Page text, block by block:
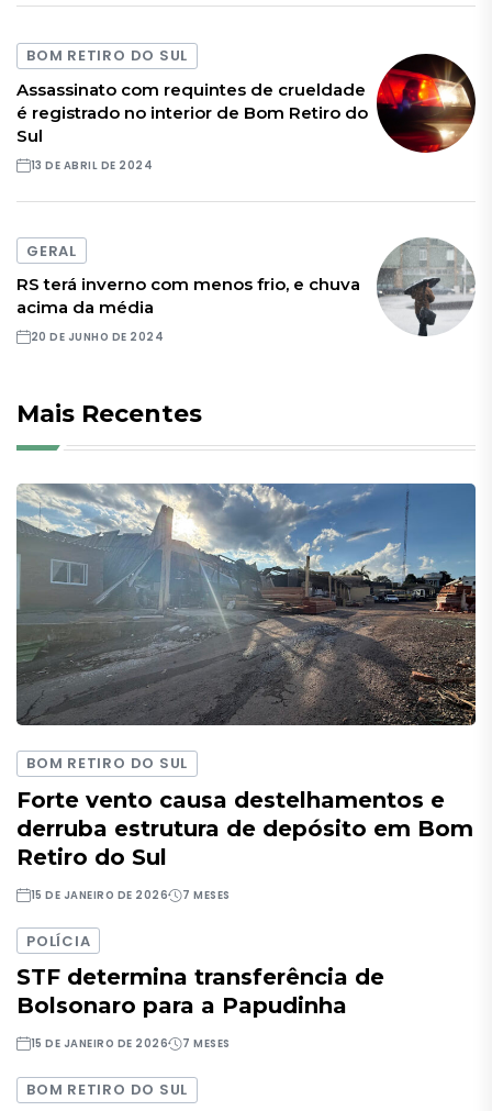
BOM RETIRO DO SUL
Assassinato com requintes de crueldade
é registrado no interior de Bom Retiro do
Sul
13 DE ABRIL DE 2024
GERAL
RS terá inverno com menos frio, e chuva
acima da média
20 DE JUNHO DE 2024
Mais Recentes
BOM RETIRO DO SUL
Forte vento causa destelhamentos e
derruba estrutura de depósito em Bom
Retiro do Sul
15 DE JANEIRO DE 2026 7 MESES
POLÍCIA
STF determina transferência de
Bolsonaro para a Papudinha
15 DE JANEIRO DE 2026 7 MESES
BOM RETIRO DO SUL